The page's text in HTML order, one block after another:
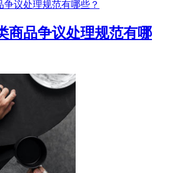
商品争议处理规范有哪